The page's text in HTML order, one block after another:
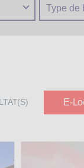
Type de
E-